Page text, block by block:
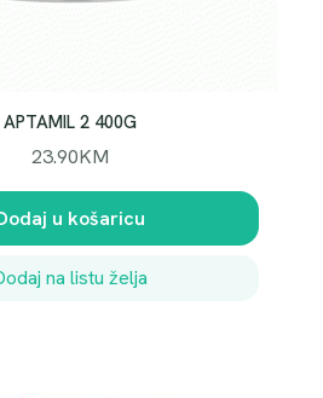
APTAMIL 2 400G
23.90KM
u košaricu
na listu želja